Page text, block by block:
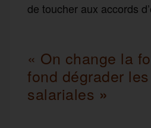
de toucher aux accords
« On change la
fond dégrader
salariales »